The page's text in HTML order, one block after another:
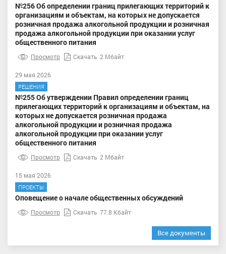
№256 Об определении границ прилегающих территорий к
организациям и объектам, на которых не допускается
розничная продажа алкогольной продукции и розничная
продажа алкогольной продукции при оказании услуг
общественного питания
Просмотр Скачать 2 Мбайт
29 мая 2026
РЕШЕНИЯ
№255 Об утверждении Правил определении границ
прилегающих территорий к организациям и объектам, на
которых не допускается розничная продажа
алкогольной продукции и розничная продажа
алкогольной продукции при оказании услуг
общественного питания
Просмотр Скачать 2 Мбайт
15 мая 2026
ПРОЕКТЫ
Оповещение о начале общественных обсуждений
Просмотр Скачать 77.8 Кбайт
Все документы